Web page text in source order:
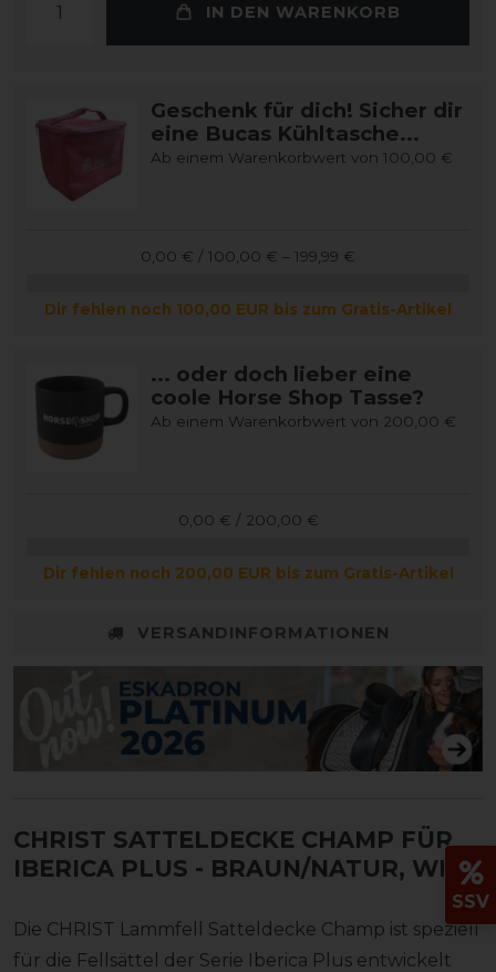
IN DEN WARENKORB
Geschenk für dich! Sicher dir
eine Bucas Kühltasche...
Ab einem Warenkorbwert von 100,00 €
0,00 € / 100,00 € – 199,99 €
Dir fehlen noch 100,00 EUR bis zum Gratis-Artikel
... oder doch lieber eine
coole Horse Shop Tasse?
Ab einem Warenkorbwert von 200,00 €
0,00 € / 200,00 €
Dir fehlen noch 200,00 EUR bis zum Gratis-Artikel
VERSANDINFORMATIONEN
CHRIST SATTELDECKE CHAMP FÜR
IBERICA PLUS - BRAUN/NATUR, WB
Die CHRIST Lammfell Satteldecke Champ ist speziell
für die Fellsättel der Serie Iberica Plus entwickelt
SSV